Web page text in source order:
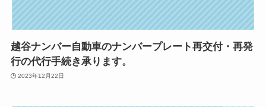
越谷ナンバー自動車のナンバープレート再交付・再発
行の代行手続き承ります。
2023年12月22日